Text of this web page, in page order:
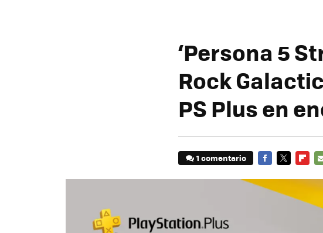
‘Persona 5
Rock
PS Plus en
1 comentario